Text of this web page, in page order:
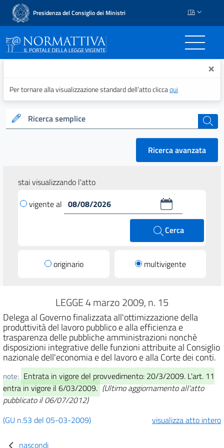
Presidenza del Consiglio dei Ministri ITA
Normattiva - Il portale ×
Per tornare alla visualizzazione standard dell’atto cliccaqui
Ricerca semplice cerca
Ricerca avanzata
stai visualizzando l'atto
vigente al
Cerca
originario multivigente
LEGGE 4 marzo 2009, n. 15
Delega al Governo finalizzata all'ottimizzazione della
produttività del lavoro pubblico e alla efficienza e
trasparenza delle pubbliche amministrazioni nonchè
disposizioni integrative delle funzioni attribuite al Consiglio
nazionale dell'economia e del lavoro e alla Corte dei conti.
note: Entrata in vigore del provvedimento: 20/3/2009. L'art. 11
entra in vigore il 6/03/2009. (Ultimo aggiornamento all'atto
pubblicato il 06/07/2012)
(GU n.53 del 05-03-2009)
visualizza atto intero
nascondi